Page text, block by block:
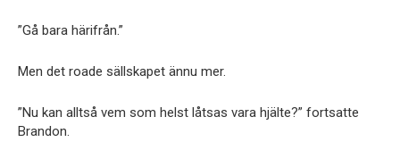
”Gå bara härifrån.”
Men det roade sällskapet ännu mer.
”Nu kan alltså vem som helst låtsas vara hjälte?” fortsatte
Brandon.